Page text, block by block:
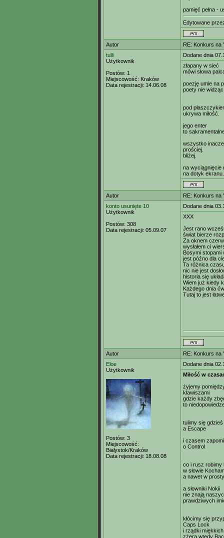
pamięć pełna -
Edytowane
Autor
RE: Konkurs na
tulli
Użytkownik
Postów: 1
Miejscowość: Kraków
Data rejestracji: 14.06.08
Dodane dnia
złapany w sieć
mówi słowa
poezję umie na
poety nie
pod
ukrywa miłość.
jego enter
to
wszystko
prościej.
bliżej.
na wyciągnięcie
na dotyk ekranu.
Autor
RE: Konkurs na
konto usunięte 10
Użytkownik
Postów: 308
Data rejestracji: 05.09.07
Dodane dnia
XXX
Jest rano
świat bierze
Za oknem
wysłałem ci
Bosymi
jest późno dla
Ta różnica
nic nie jest
historia się
Wiem już kiedy
Każdego dnia
Tutaj to jest
Autor
RE: Konkurs na
Eloe
Użytkownik
Postów: 3
Miejscowość:
Białystok/Kraków
Data rejestracji: 18.08.08
Dodane dnia
Miłość w
żyjemy
klawiszami
gdzie każdy
to
tulimy się
a Escape
i czasem
o Control
co i rusz robimy
w słowie
a nawet w
a słowniki Nokii
nie znają
prawdziwych
kłócimy się
Caps Lock
i rządki miękkich
zżera wtedy